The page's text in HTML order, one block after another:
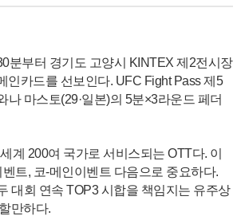
분부터 경기도 고양시 KINTEX 제2전시장
인카드를 선보인다. UFC Fight Pass 제5
나 마스토(29·일본)의 5분×3라운드 페더
계 200여 국가로 서비스되는 OTT다. 이
트, 코-메인이벤트 다음으로 중요하다.
대회 연속 TOP3 시합을 책임지는 유주상
만하다.